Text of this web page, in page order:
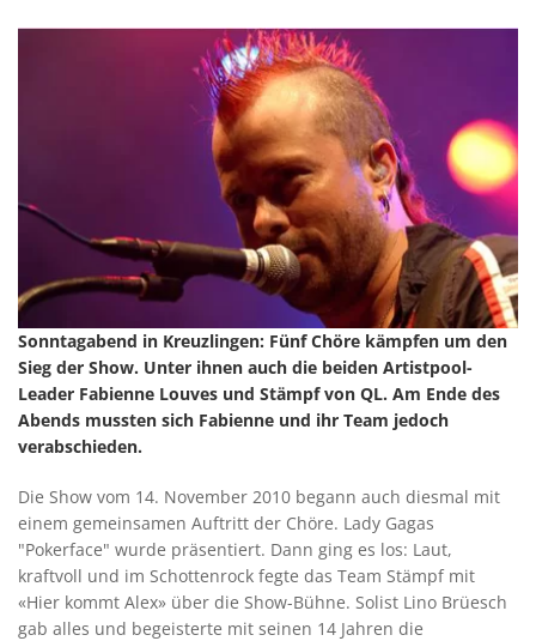
Sonntagabend in Kreuzlingen: Fünf Chöre kämpfen um den
Sieg der Show. Unter ihnen auch die beiden Artistpool-
Leader Fabienne Louves und Stämpf von QL. Am Ende des
Abends mussten sich Fabienne und ihr Team jedoch
verabschieden.
Die Show vom 14. November 2010 begann auch diesmal mit
einem gemeinsamen Auftritt der Chöre. Lady Gagas
"Pokerface" wurde präsentiert. Dann ging es los: Laut,
kraftvoll und im Schottenrock fegte das Team Stämpf mit
«Hier kommt Alex» über die Show-Bühne. Solist Lino Brüesch
gab alles und begeisterte mit seinen 14 Jahren die